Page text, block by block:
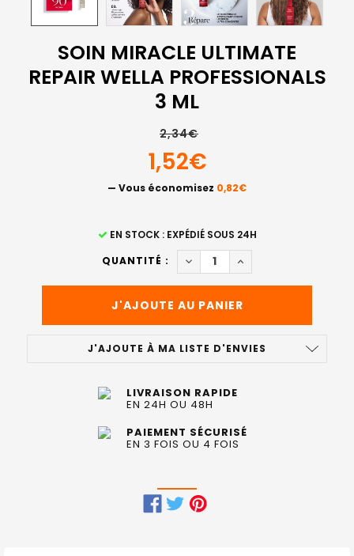
SOIN MIRACLE ULTIMATE
REPAIR WELLA PROFESSIONALS
3 ML
2,34€
1,52€
— Vous économisez 0,82€
EN STOCK : EXPÉDIÉ SOUS 24H
QUANTITÉ :
DIMINUER LA QUANTITÉ DE
AUGMENTER LA
J'AJOUTE À MA LISTE D'ENVIES
LIVRAISON RAPIDE
EN 24H OU 48H
PAIEMENT SÉCURISÉ
EN 3 FOIS OU 4 FOIS